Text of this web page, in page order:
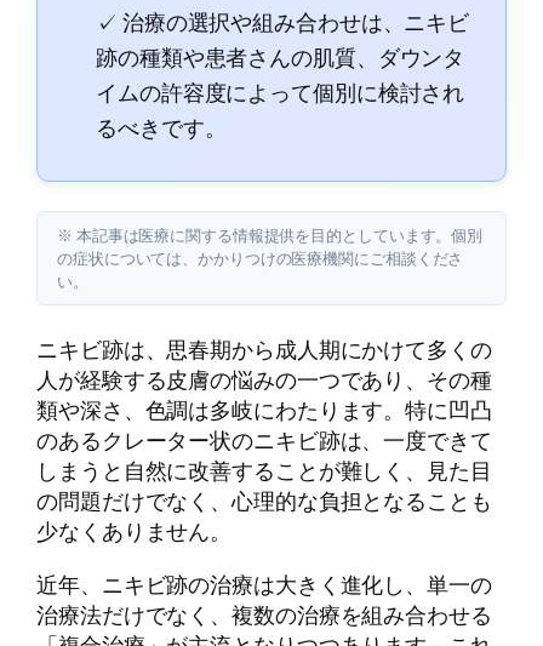
✓ 治療の選択や組み合わせは、ニキビ
跡の種類や患者さんの肌質、ダウンタ
イムの許容度によって個別に検討され
るべきです。
※ 本記事は医療に関する情報提供を目的としています。個別
の症状については、かかりつけの医療機関にご相談くださ
い。
ニキビ跡は、思春期から成人期にかけて多くの
人が経験する皮膚の悩みの一つであり、その種
類や深さ、色調は多岐にわたります。特に凹凸
のあるクレーター状のニキビ跡は、一度できて
しまうと自然に改善することが難しく、見た目
の問題だけでなく、心理的な負担となることも
少なくありません。
近年、ニキビ跡の治療は大きく進化し、単一の
治療法だけでなく、複数の治療を組み合わせる